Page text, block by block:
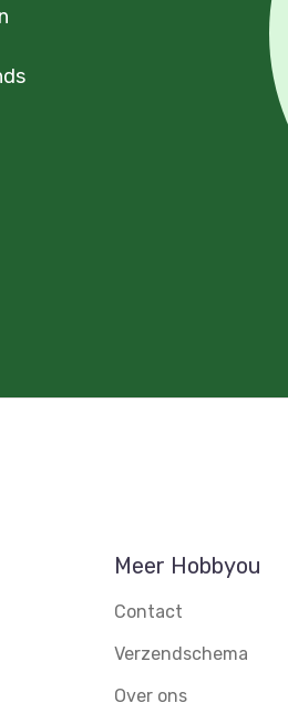
Meer Hobbyou
Contact
Verzendschema
Over ons